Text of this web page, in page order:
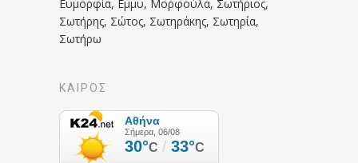
Ευμορφία, Εμμυ, Μορφούλα, Σωτήριος,
Σωτήρης, Σώτος, Σωτηράκης, Σωτηρία,
Σωτήρω
ΚΑΙΡΟΣ